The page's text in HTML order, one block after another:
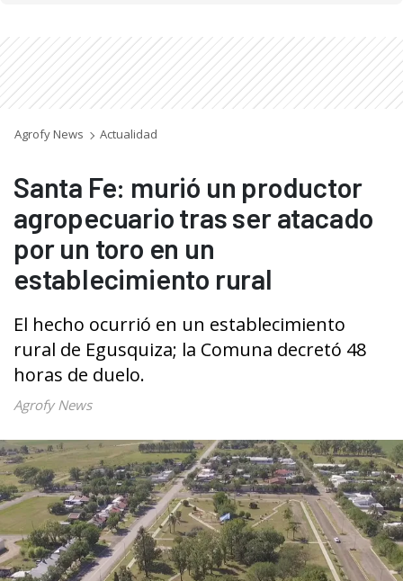
Agrofy News Actualidad
Santa Fe: murió un productor
agropecuario tras ser atacado
por un toro en un
establecimiento rural
El hecho ocurrió en un establecimiento
rural de Egusquiza; la Comuna decretó 48
horas de duelo.
Agrofy News